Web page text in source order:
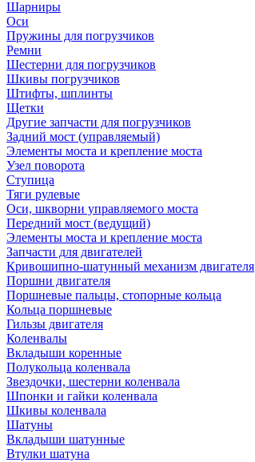
Шарниры
Оси
Пружины для погрузчиков
Ремни
Шестерни для погрузчиков
Шкивы погрузчиков
Штифты, шплинты
Щетки
Другие запчасти для погрузчиков
Задний мост (управляемый)
Элементы моста и крепление моста
Узел поворота
Ступица
Тяги рулевые
Оси, шкворни управляемого моста
Передний мост (ведущий)
Элементы моста и крепление моста
Запчасти для двигателей
Кривошипно-шатунный механизм двигателя
Поршни двигателя
Поршневые пальцы, стопорные кольца
Кольца поршневые
Гильзы двигателя
Коленвалы
Вкладыши коренные
Полукольца коленвала
Звездочки, шестерни коленвала
Шпонки и гайки коленвала
Шкивы коленвала
Шатуны
Вкладыши шатунные
Втулки шатуна